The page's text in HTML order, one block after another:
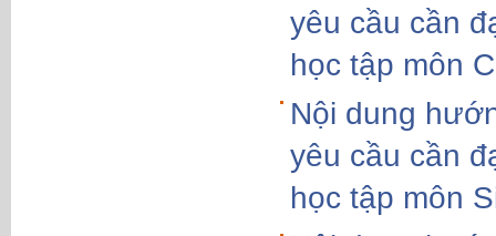
yêu cầu cần
học tập môn
Nội dung
yêu cầu cần
học tập môn